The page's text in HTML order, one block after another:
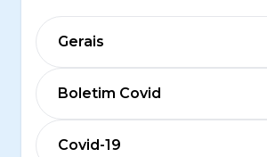
Gerais
Boletim Covid
Covid-19